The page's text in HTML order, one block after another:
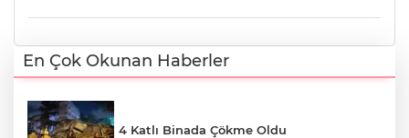
En Çok Okunan Haberler
4 Katlı Binada Çökme Oldu